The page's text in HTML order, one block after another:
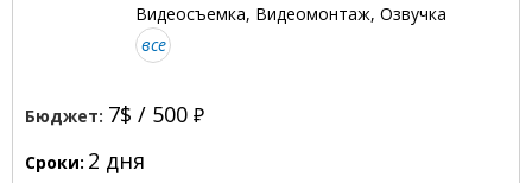
Видеосъемка, Видеомонтаж, Озвучка
все
Бюджет: 7$ / 500
Сроки: 2 дня